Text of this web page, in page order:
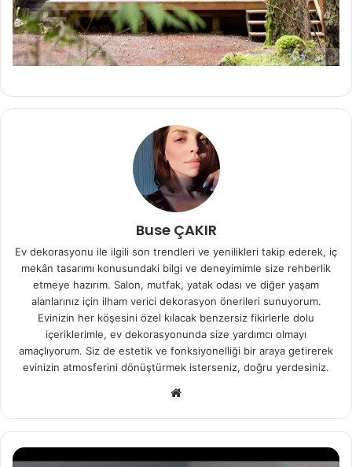
Buse ÇAKIR
Ev dekorasyonu ile ilgili son trendleri ve yenilikleri takip ederek, iç
mekân tasarımı konusundaki bilgi ve deneyimimle size rehberlik
etmeye hazırım. Salon, mutfak, yatak odası ve diğer yaşam
alanlarınız için ilham verici dekorasyon önerileri sunuyorum.
Evinizin her köşesini özel kılacak benzersiz fikirlerle dolu
içeriklerimle, ev dekorasyonunda size yardımcı olmayı
amaçlıyorum. Siz de estetik ve fonksiyonelliği bir araya getirerek
evinizin atmosferini dönüştürmek isterseniz, doğru yerdesiniz.
sit
esi